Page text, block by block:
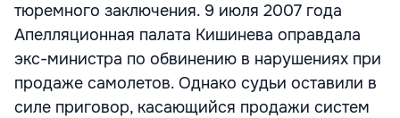
тюремного заключения. 9 июля 2007 года
Апелляционная палата Кишинева оправдала
экс-министра по обвинению в нарушениях при
продаже самолетов. Однако судьи оставили в
силе приговор, касающийся продажи систем